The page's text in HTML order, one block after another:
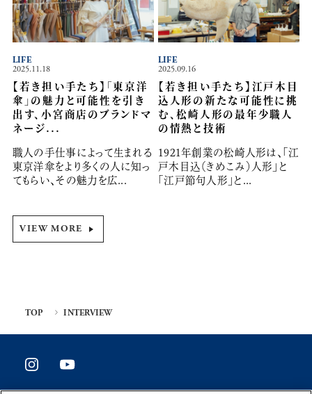
2025.11.18
【若き担い手たち】「東京洋
傘」の魅力と可能性を引き
出す、小宮商店のブランドマ
ネージ...
職人の手仕事によって生まれる
東京洋傘をより多くの人に知っ
てもらい、その魅力を広...
LIFE
2025.09.16
【若き担い手たち】江戸木目
込人形の新たな可能性に挑
む、松崎人形の最年少職人
の情熱と技術
1921年創業の松崎人形は、「江
戸木目込（きめこみ）人形」と
「江戸節句人形」と...
LIFE
VIEW MORE
TOP INTERVIEW